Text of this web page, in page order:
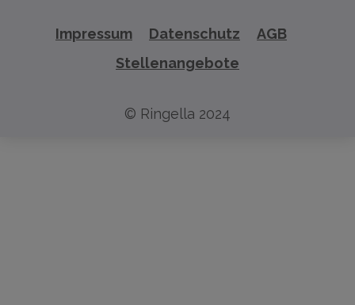
Impressum Datenschutz
AGB
Stellenangebote
© Ringella 2024